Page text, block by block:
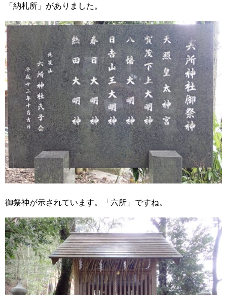
「納札所」がありました。
御祭神が示されています。「六所」ですね。